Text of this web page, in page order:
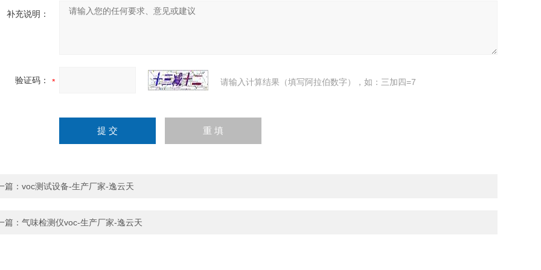
补充说明：
验证码： 请输入计算结果（填写阿拉伯数字），如：三加四=7
篇： voc测试设备-生产厂家-逸云天
篇： 气味检测仪voc-生产厂家-逸云天